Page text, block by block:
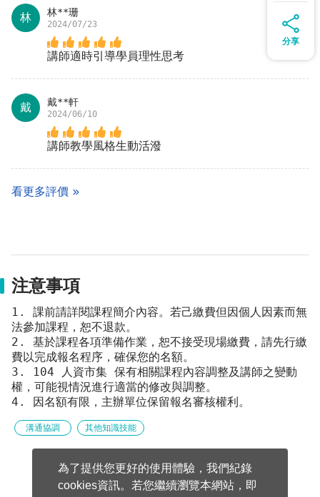
為了提供您更好的使用體驗，我們紀錄
cookies資訊。若您繼續瀏覽本網站，即
分享
林 林**珊
2024/07/23
講師適時引導學員理性思考
戴 戴**軒
2024/06/10
講師教學風格生動活潑
看更多評價
注意事項
1. 課前請詳閱課程簡介內容。若己繳費但因個人因素而無
法參加課程，恕不退款。
2. 基於課程各項準備作業，恕不接受現場繳費，請先行繳
費以完成報名程序，確保您的名額。
3. 104 人資市集 保有相關課程內容調整及講師之變動
權，可能視情況進行適當的修改與調整。
4. 因名額有限，主辦單位保留報名審核權利。
溝通協調 其他知識技能